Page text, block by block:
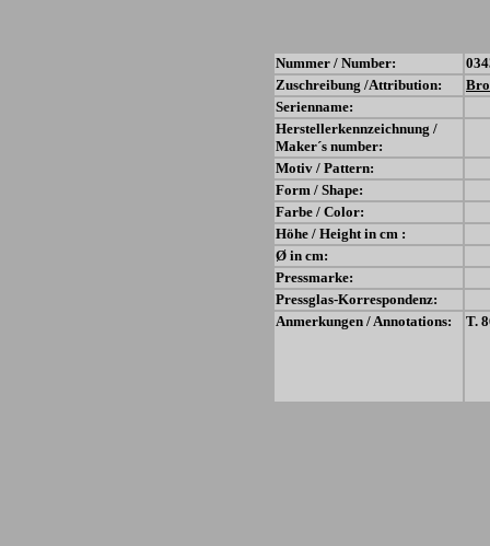
Nummer / Number:
Zuschreibung /Attribution:
Serienname:
Herstellerkennzeichnung /
Maker´s number:
Motiv / Pattern:
Form / Shape:
Farbe / Color:
Höhe / Height in cm :
Ø in cm:
Pressmarke:
Pressglas-Korrespondenz:
Anmerkungen / Annotations:
T.